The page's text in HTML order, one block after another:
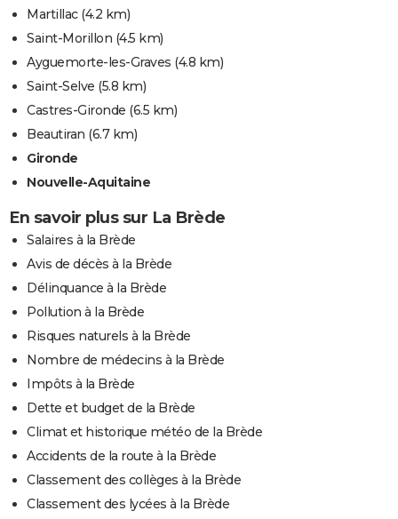
Martillac(4.2 km)
Saint-Morillon (4.5 km)
Ayguemorte-les-Graves (4.8 km)
Saint-Selve (5.8 km)
Castres-Gironde (6.5 km)
Beautiran (6.7 km)
Gironde
Nouvelle-Aquitaine
En savoir plus sur La Brède
Salaires à la Brède
Avis de décès à la Brède
Délinquance à la Brède
Pollution à la Brède
Risques naturels à la Brède
Nombre de médecins à la Brède
Impôts à la Brède
Dette et budget de la Brède
Climat et historique météo de la Brède
Accidents de la route à la Brède
Classement des collèges à la Brède
Classement des lycées à la Brède